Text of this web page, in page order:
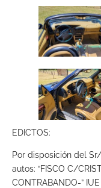
EDICTOS:
Por disposición del
autos: “FISCO C/
CONTRABANDO-”